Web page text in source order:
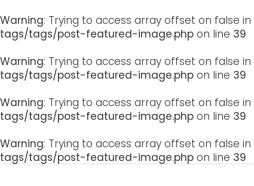
Warning: Trying to access array offset on false in
tags/tags/post-featured-image.php on line 39
Warning: Trying to access array offset on false in
tags/tags/post-featured-image.php on line 39
Warning: Trying to access array offset on false in
tags/tags/post-featured-image.php on line 39
Warning: Trying to access array offset on false in
tags/tags/post-featured-image.php on line 39